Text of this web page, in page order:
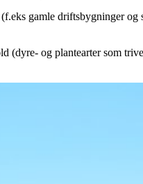
gamle driftsbygninger
(dyre- og plantearter som